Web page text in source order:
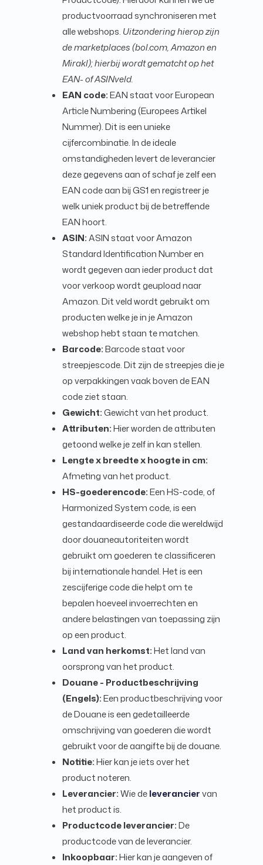
productvoorraad synchroniseren met
alle webshops. Uitzondering hierop zijn
de marketplaces (bol.com, Amazon en
Mirakl); hierbij wordt gematcht op het
EAN- of ASINveld.
EAN code:EAN staat voor European
Article Numbering (Europees Artikel
Nummer). Dit is een unieke
cijfercombinatie. In de ideale
omstandigheden levert de leverancier
deze gegevens aan of schaf je zelf een
EAN code aan bij GS1 en registreer je
welk uniek product bij de betreffende
EAN hoort.
ASIN:ASIN staat voor Amazon
Standard Identification Number en
wordt gegeven aan ieder product dat
voor verkoop wordt geupload naar
Amazon. Dit veld wordt gebruikt om
producten welke je in je Amazon
webshop hebt staan te matchen.
Barcode:Barcode staat voor
streepjescode. Dit zijn de streepjes die je
op verpakkingen vaak boven de EAN
code ziet staan.
Gewicht:Gewicht van het product.
Attributen:Hier worden de attributen
getoond welke je zelf in kan stellen.
Lengte x breedte x hoogte in cm:
Afmeting van het product.
HS-goederencode:Een HS-code, of
Harmonized System code, is een
gestandaardiseerde code die wereldwijd
door douaneautoriteiten wordt
gebruikt om goederen te classificeren
bij internationale handel. Het is een
zescijferige code die helpt om te
bepalen hoeveel invoerrechten en
andere belastingen van toepassing zijn
op een product.
Land van herkomst:Het land van
oorsprong van het product.
Douane - Productbeschrijving
(Engels):Een productbeschrijving voor
de Douane is een gedetailleerde
omschrijving van goederen die wordt
gebruikt voor de aangifte bij de douane.
Notitie:Hier kan je iets over het
product noteren.
Leverancier:Wie deleveranciervan
het product is.
Productcode leverancier:De
productcode van de leverancier.
Inkoopbaar:Hier kan je aangeven of